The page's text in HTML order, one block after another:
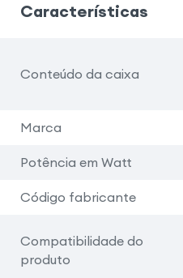
Características
Conteúdo da caixa
Marca
Potência em Watt
Código fabricante
Compatibilidade do
produto